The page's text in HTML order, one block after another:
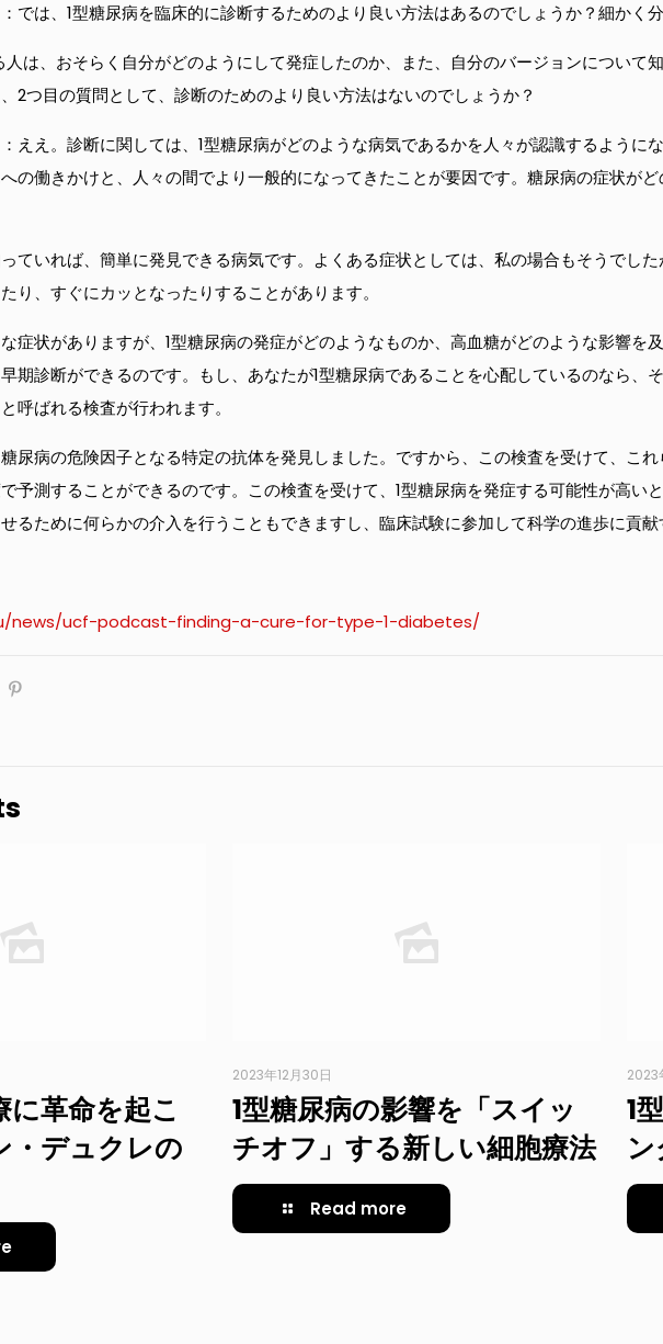
では、1型糖尿病を臨床的に診断するためのより良い方法はあるのでしょうか？細かく
人は、おそらく自分がどのようにして発症したのか、また、自分のバージョンについて
2つ目の質問として、診断のためのより良い方法はないのでしょうか？
ええ。診断に関しては、1型糖尿病がどのような病気であるかを人々が認識するように
の働きかけと、人々の間でより一般的になってきたことが要因です。糖尿病の症状が
ていれば、簡単に発見できる病気です。よくある症状としては、私の場合もそうでし
り、すぐにカッとなったりすることがあります。
症状がありますが、1型糖尿病の発症がどのようなものか、高血糖がどのような影響を
期診断ができるのです。もし、あなたが1型糖尿病であることを心配しているのなら、
呼ばれる検査が行われます。
尿病の危険因子となる特定の抗体を発見しました。ですから、この検査を受けて、こ
予測することができるのです。この検査を受けて、1型糖尿病を発症する可能性が高い
るために何らかの介入を行うこともできますし、臨床試験に参加して科学の進歩に貢献
news/ucf-podcast-finding-a-cure-for-type-1-diabetes/
に革命を起こ
・デュクレの
2023年12月30日
1型糖尿病の影響を「スイッ
チオフ」する新しい細胞療法
Read more
2023
1